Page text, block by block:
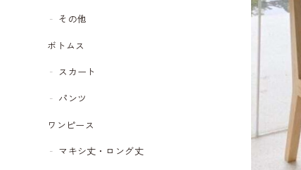
その他
ボトムス
スカート
パンツ
ワンピース
マキシ丈・ロング丈